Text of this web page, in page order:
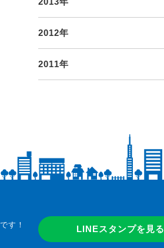
2012年
2011年
す！
LINEスタンプを見る